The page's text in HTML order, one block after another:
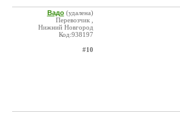
Вадо (удалена)
Перевозчик ,
Нижний Новгород
Код:938197
#10